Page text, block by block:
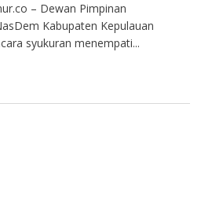
– Dewan Pimpinan
Kabupaten Kepulauan
syukuran menempati...